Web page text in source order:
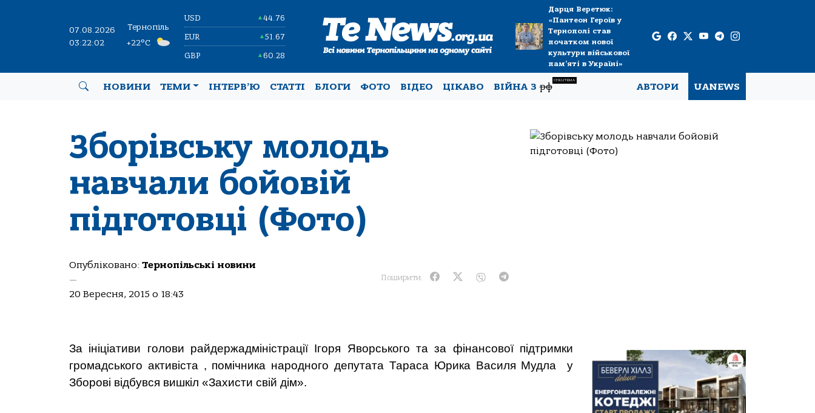
07.08.2026
03:22:03
Тернопіль
+22°C
USD ▲44.76
EUR ▲51.67
GBP ▲60.28
Дарця Веретюк:
«Пантеон Героїв у
Тернополі став
початком нової
культури військової
пам’яті в Україні»
НОВИНИ ТЕМИ ІНТЕРВ’Ю СТАТТІ БЛОГИ ФОТО ВІДЕО ЦІКАВО ВІЙНА Зрф
СПЕЦТЕМА
АВТОРИ UANEWS
Зборівську молодь
навчали бойовій
підготовці (Фото)
Опубліковано: Тернопільські новини
—
20 Вересня, 2015 о 18:43
Поширити:
За ініціативи голови райдержадміністрації Ігоря Яворського та за фінансової підтримки
громадського активіста , помічника народного депутата Тараса Юрика Василя Мудла у
Зборові відбувся вишкіл «Захисти свій дім».